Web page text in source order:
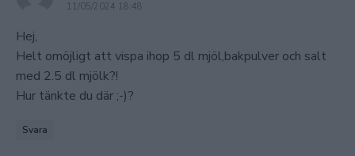
11/05/2024 18:48
Hej,
Helt omöjligt att vispa ihop 5 dl mjöl,bakpulver och salt
med 2.5 dl mjölk?!
Hur tänkte du där ;-)?
Svara